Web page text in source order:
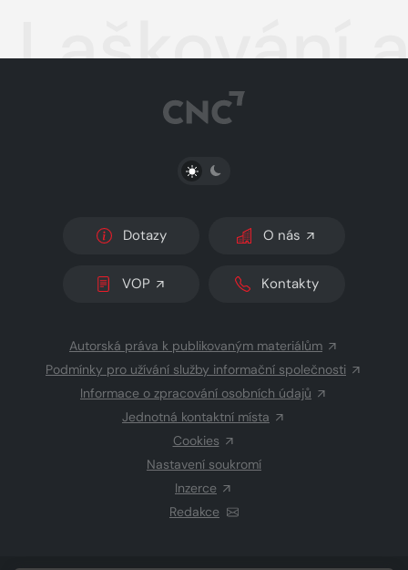
Laškování
PŘEPNOUT SVĚTLÝ/TMAVÝ REŽIM
Dotazy O nás
VOP Kontakty
Autorská práva k publikovaným materiálům
Podmínky pro užívání služby informační společnosti
Informace o zpracování osobních údajů
Jednotná kontaktní místa
Cookies
Nastavení soukromí
Inzerce
Redakce